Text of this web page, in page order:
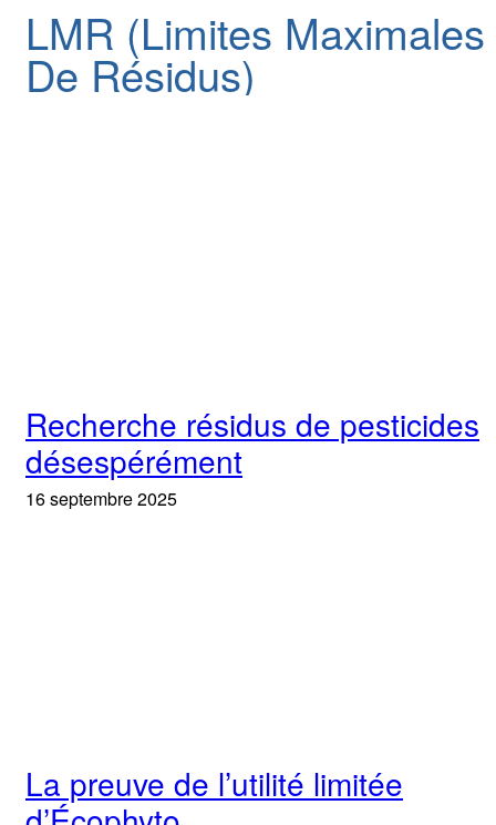
LMR (Limites Maximales
De Résidus)
Recherche résidus de pesticides
désespérément
16 septembre 2025
La preuve de l’utilité limitée